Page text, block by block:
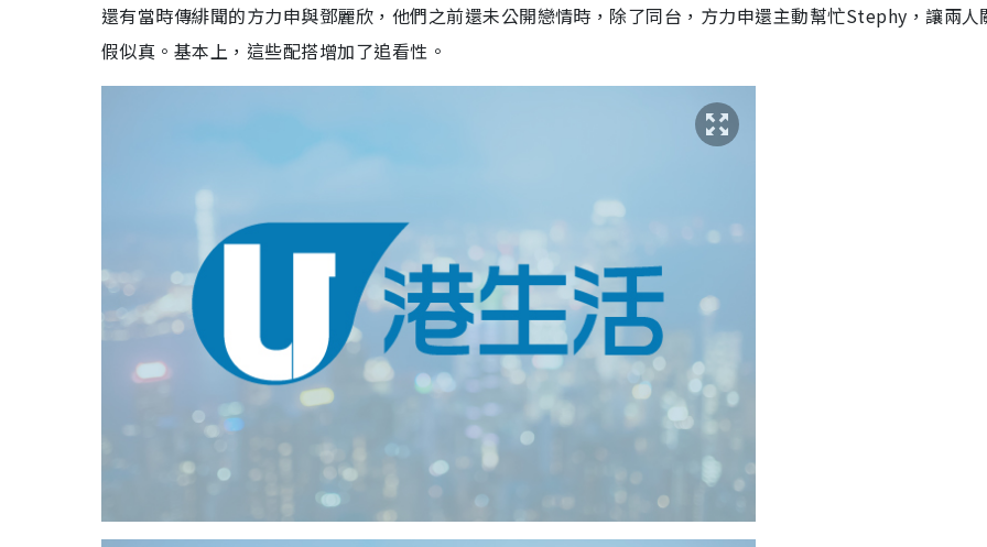
還有當時傳緋聞的方力申與鄧麗欣，他們之前還未公開戀情時，除了同台，方力申還主動幫忙Stephy，讓兩人
假似真。基本上，這些配搭增加了追看性。